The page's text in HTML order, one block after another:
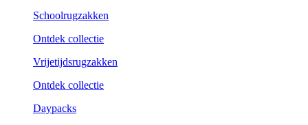
Schoolrugzakken
Ontdek collectie
Vrijetijdsrugzakken
Ontdek collectie
Daypacks